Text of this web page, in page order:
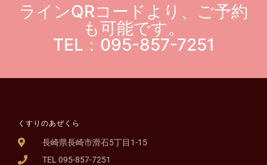
ラインQRコードより、ご予約
も可能です。
TEL：095-857-7251
くすりのあぜくら
長崎県長崎市滑石5丁目1-15
TEL 095-857-7251